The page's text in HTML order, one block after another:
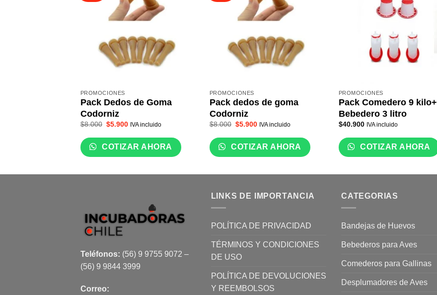
PROMOCIONES
Pack Dedos de Goma
Codorniz
$8.000 El
original
era:
$8.000.
$5.900El
actual
es:
$5.900.
IVA incluido
COTIZAR AHORA
PROMOCIONES
Pack dedos de goma
Codorniz
$8.000 El
original
era:
$8.000.
$5.900El
actual
es:
$5.900.
IVA incluido
COTIZAR AHORA
PROMOCIONES
Pack Comedero 9 kilo+
Bebedero 3 litro
$40.900 IVA incluido
COTIZAR AHORA
Teléfonos: (56) 9 9755 9072 –
(56) 9 9844 3999
Correo:
LINKS DE IMPORTANCIA
POLÍTICA DE PRIVACIDAD
TÉRMINOS Y CONDICIONES
DE USO
POLÍTICA DE DEVOLUCIONES
Y REEMBOLSOS
CATEGORIAS
Bandejas de Huevos
Bebederos para Aves
Comederos para Gallinas
Desplumadores de Aves